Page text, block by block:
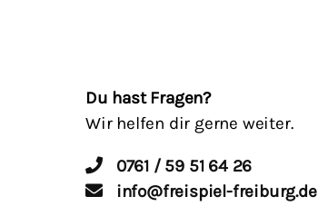
Du hast Fragen?
Wir helfen dir gerne weiter.
0761 / 59 51 64 26
info@freispiel-freiburg.de